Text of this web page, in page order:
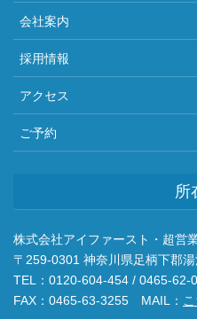
会社案内
採用情報
アクセス
ご予約
所
株式会社アイファースト・超営
〒259-0301 神奈川県足柄下郡
TEL：0120-604-454 / 0465-
FAX：0465-63-3255 MAIL：